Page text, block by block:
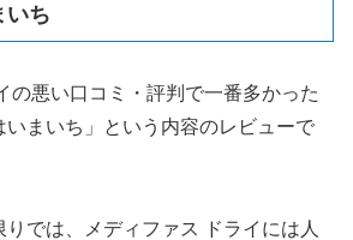
いち
の悪い口コミ・評判で一番多かった
いまいち」という内容のレビューで
では、メディファス ドライには人